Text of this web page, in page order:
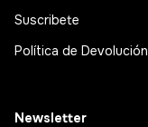
Suscribete
Política de Devolución
Newsletter